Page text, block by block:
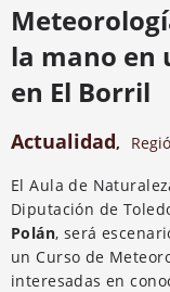
la mano en
en El Borril
Actualidad,
El Aula de
Diputación de
Polán, será
un Curso de
interesadas en